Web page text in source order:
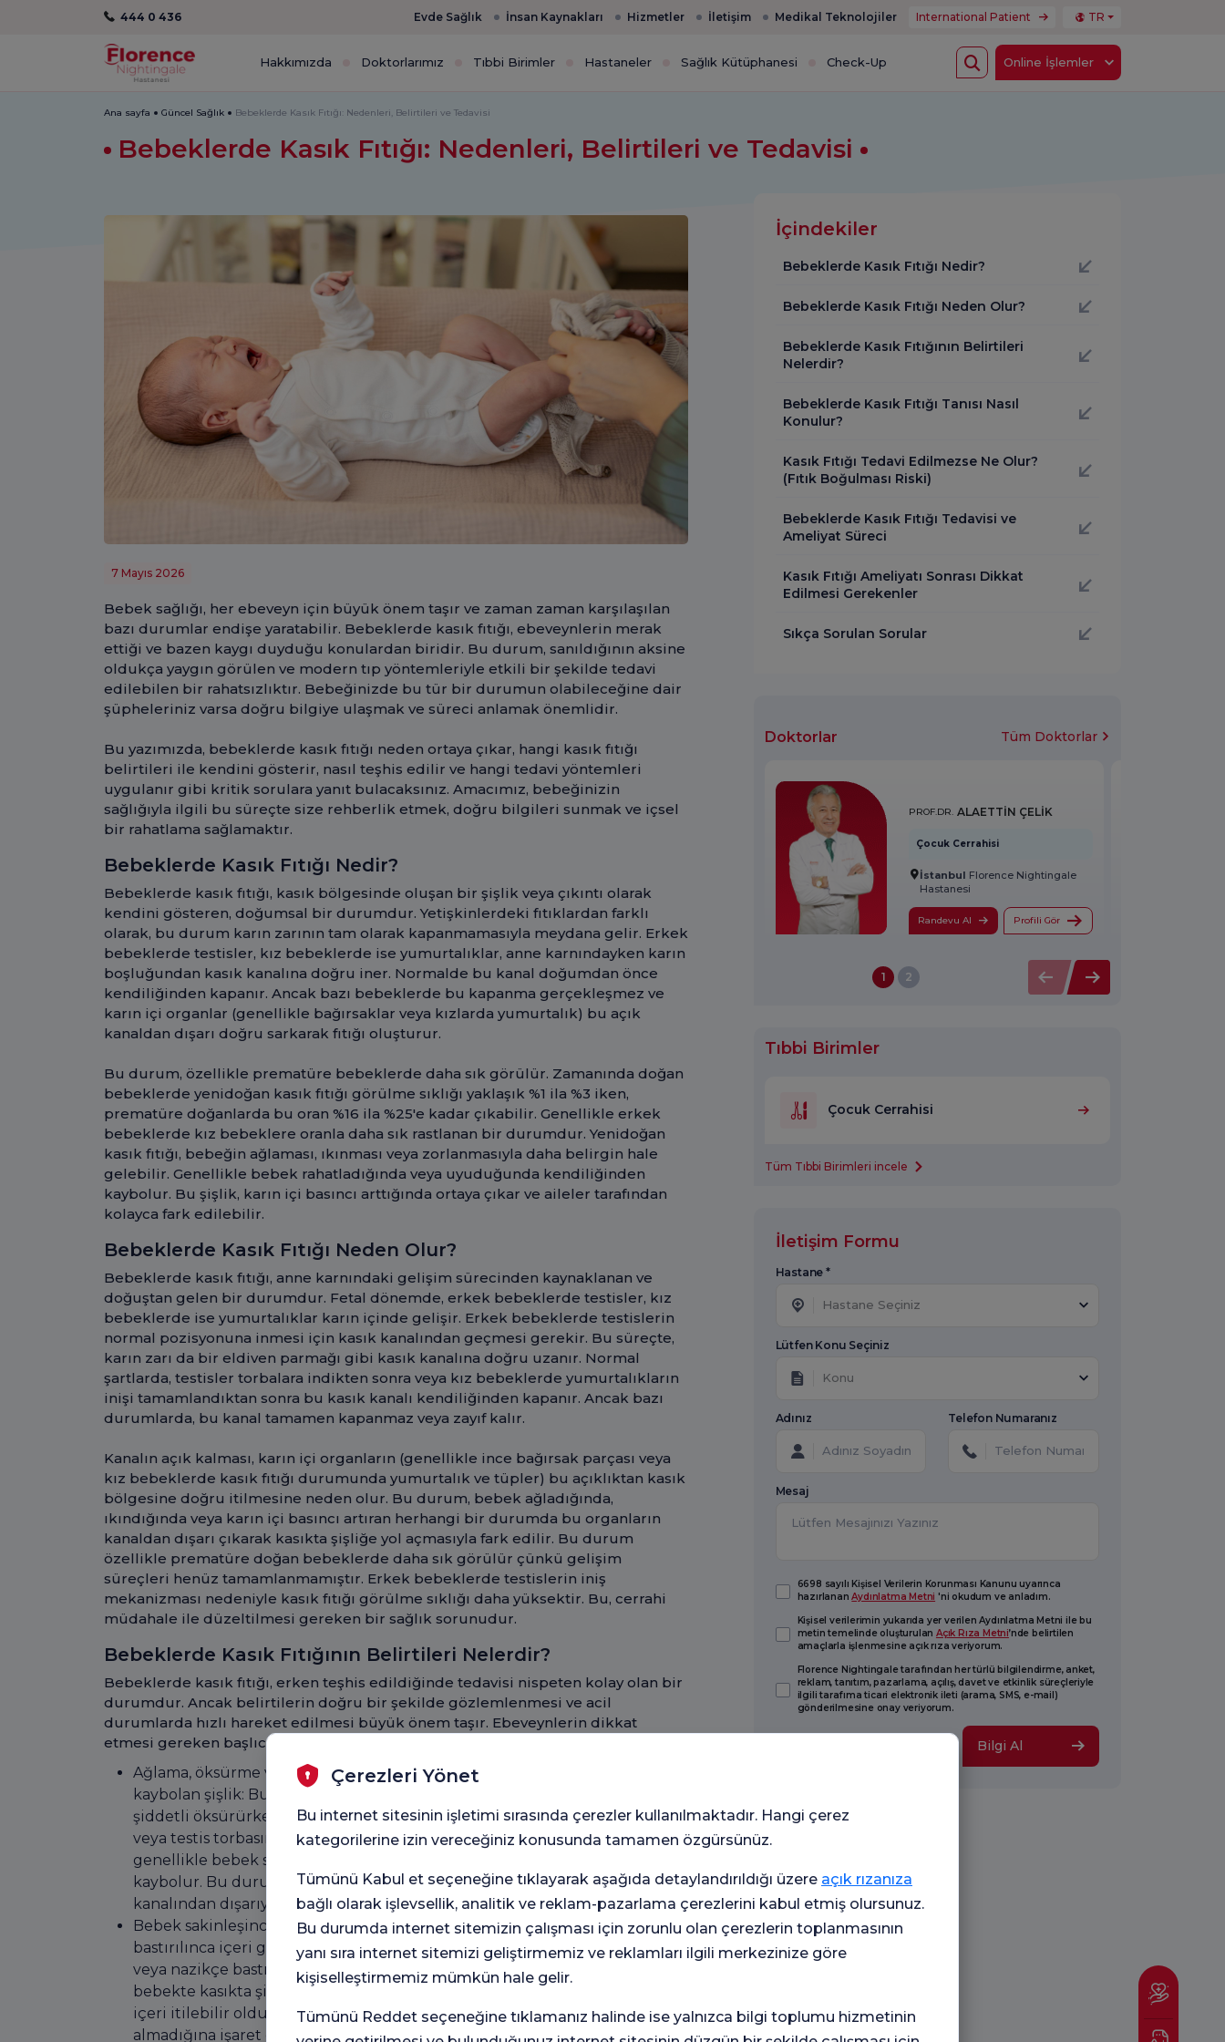
444 0 436 Evde Sağlık İnsan Kaynakları Hizmetler İletişim Medikal Teknolojiler International Patient TR
Hakkımızda Doktorlarımız Tıbbi Birimler Hastaneler Sağlık Kütüphanesi Check-Up Online İşlemler
Ana sayfa Güncel Sağlık Bebeklerde Kasık Fıtığı: Nedenleri, Belirtileri ve Tedavisi
Bebeklerde Kasık Fıtığı: Nedenleri, Belirtileri ve Tedavisi
7 Mayıs 2026
Bebek sağlığı, her ebeveyn için büyük önem taşır ve zaman zaman karşılaşılan
bazı durumlar endişe yaratabilir. Bebeklerde kasık fıtığı, ebeveynlerin merak
ettiği ve bazen kaygı duyduğu konulardan biridir. Bu durum, sanıldığının aksine
oldukça yaygın görülen ve modern tıp yöntemleriyle etkili bir şekilde tedavi
edilebilen bir rahatsızlıktır. Bebeğinizde bu tür bir durumun olabileceğine dair
şüpheleriniz varsa doğru bilgiye ulaşmak ve süreci anlamak önemlidir.
Bu yazımızda, bebeklerde kasık fıtığı neden ortaya çıkar, hangi kasık fıtığı
belirtileri ile kendini gösterir, nasıl teşhis edilir ve hangi tedavi yöntemleri
uygulanır gibi kritik sorulara yanıt bulacaksınız. Amacımız, bebeğinizin
sağlığıyla ilgili bu süreçte size rehberlik etmek, doğru bilgileri sunmak ve içsel
bir rahatlama sağlamaktır.
Bebeklerde Kasık Fıtığı Nedir?
Bebeklerde kasık fıtığı, kasık bölgesinde oluşan bir şişlik veya çıkıntı olarak
kendini gösteren, doğumsal bir durumdur. Yetişkinlerdeki fıtıklardan farklı
olarak, bu durum karın zarının tam olarak kapanmamasıyla meydana gelir. Erkek
bebeklerde testisler, kız bebeklerde ise yumurtalıklar, anne karnındayken karın
boşluğundan kasık kanalına doğru iner. Normalde bu kanal doğumdan önce
kendiliğinden kapanır. Ancak bazı bebeklerde bu kapanma gerçekleşmez ve
karın içi organlar (genellikle bağırsaklar veya kızlarda yumurtalık) bu açık
kanaldan dışarı doğru sarkarak fıtığı oluşturur.
Bu durum, özellikle prematüre bebeklerde daha sık görülür. Zamanında doğan
bebeklerde yenidoğan kasık fıtığı görülme sıklığı yaklaşık %1 ila %3 iken,
prematüre doğanlarda bu oran %16 ila %25'e kadar çıkabilir. Genellikle erkek
bebeklerde kız bebeklere oranla daha sık rastlanan bir durumdur. Yenidoğan
kasık fıtığı, bebeğin ağlaması, ıkınması veya zorlanmasıyla daha belirgin hale
gelebilir. Genellikle bebek rahatladığında veya uyuduğunda kendiliğinden
kaybolur. Bu şişlik, karın içi basıncı arttığında ortaya çıkar ve aileler tarafından
kolayca fark edilebilir.
Bebeklerde Kasık Fıtığı Neden Olur?
Bebeklerde kasık fıtığı, anne karnındaki gelişim sürecinden kaynaklanan ve
doğuştan gelen bir durumdur. Fetal dönemde, erkek bebeklerde testisler, kız
bebeklerde ise yumurtalıklar karın içinde gelişir. Erkek bebeklerde testislerin
normal pozisyonuna inmesi için kasık kanalından geçmesi gerekir. Bu süreçte,
karın zarı da bir eldiven parmağı gibi kasık kanalına doğru uzanır. Normal
şartlarda, testisler torbalara indikten sonra veya kız bebeklerde yumurtalıkların
inişi tamamlandıktan sonra bu kasık kanalı kendiliğinden kapanır. Ancak bazı
durumlarda, bu kanal tamamen kapanmaz veya zayıf kalır.
Kanalın açık kalması, karın içi organların (genellikle ince bağırsak parçası veya
kız bebeklerde kasık fıtığı durumunda yumurtalık ve tüpler) bu açıklıktan kasık
bölgesine doğru itilmesine neden olur. Bu durum, bebek ağladığında,
ıkındığında veya karın içi basıncı artıran herhangi bir durumda bu organların
kanaldan dışarı çıkarak kasıkta şişliğe yol açmasıyla fark edilir. Bu durum
özellikle prematüre doğan bebeklerde daha sık görülür çünkü gelişim
süreçleri henüz tamamlanmamıştır. Erkek bebeklerde testislerin iniş
mekanizması nedeniyle kasık fıtığı görülme sıklığı daha yüksektir. Bu, cerrahi
müdahale ile düzeltilmesi gereken bir sağlık sorunudur.
Bebeklerde Kasık Fıtığının Belirtileri Nelerdir?
Bebeklerde kasık fıtığı, erken teşhis edildiğinde tedavisi nispeten kolay olan bir
durumdur. Ancak belirtilerin doğru bir şekilde gözlemlenmesi ve acil
durumlarda hızlı hareket edilmesi büyük önem taşır. Ebeveynlerin dikkat
etmesi gereken başlıca kasık fıtığı belirtileri şunlardır:
Ağlama, öksürme veya ıkınma ile kasıkta veya torbada beliren, sonra
kaybolan şişlik: Bu, en önemli belirtilerden biridir. Bebeğiniz ağlarken,
şiddetli öksürürken veya tuvaletini yaparken ıkınırken, kasık bölgesinde
veya testis torbasında bir şişlik fark edebilirsiniz. Bu bebekte kasıkta şişlik,
genellikle bebek sakinleştiğinde veya uyuduğunda kendiliğinden
kaybolur. Bu durum, karın içindeki organların, kapanmamış kasık
kanalından dışarıya doğru itilmesiyle meydana gelir.
Bebek sakinleşince veya uyurken şişliğin kendiliğinden veya hafifçe
bastırılınca içeri girmesi: Gözlemlediğiniz şişlik, bebeğiniz rahatladığında
veya nazikçe bastırdığınızda karın içine geri dönüyorsa, bu tipik bir
bebekte kasıkta şişlik durumu olabilir. Bu durum, fıtığın "redüktabl" yani
içeri itilebilir olduğunu gösterir ki bu, fıtığın henüz karmaşık bir hal
almadığına işaret eder.
İçindekiler
Bebeklerde Kasık Fıtığı Nedir?
Bebeklerde Kasık Fıtığı Neden Olur?
Bebeklerde Kasık Fıtığının Belirtileri
Nelerdir?
Bebeklerde Kasık Fıtığı Tanısı Nasıl
Konulur?
Kasık Fıtığı Tedavi Edilmezse Ne Olur?
(Fıtık Boğulması Riski)
Bebeklerde Kasık Fıtığı Tedavisi ve
Ameliyat Süreci
Kasık Fıtığı Ameliyatı Sonrası Dikkat
Edilmesi Gerekenler
Sıkça Sorulan Sorular
Doktorlar Tüm Doktorlar
PROF.DR. ALAETTİN ÇELİK
Çocuk Cerrahisi
İstanbul Florence Nightingale
Hastanesi
Randevu Al Profili Gör
1 2
Tıbbi Birimler
Çocuk Cerrahisi
Tüm Tıbbi Birimleri incele
İletişim Formu
Hastane *
Hastane Seçiniz
Lütfen Konu Seçiniz
Konu
Adınız Telefon Numaranız
Mesaj
6698 sayılı Kişisel Verilerin Korunması Kanunu uyarınca
hazırlananAydınlatma Metni 'ni okudum ve anladım.
Kişisel verilerimin yukarıda yer verilen Aydınlatma Metni ile bu
metin temelinde oluşturulan Açık Rıza Metni’nde belirtilen
amaçlarla işlenmesine açık rıza veriyorum.
Florence Nightingale tarafından her türlü bilgilendirme, anket,
reklam, tanıtım, pazarlama, açılış, davet ve etkinlik süreçleriyle
ilgili tarafıma ticari elektronik ileti (arama, SMS, e-mail)
gönderilmesine onay veriyorum.
Bilgi Al
Çerezleri Yönet
Bu internet sitesinin işletimi sırasında çerezler kullanılmaktadır. Hangi çerez
kategorilerine izin vereceğiniz konusunda tamamen özgürsünüz.
Tümünü Kabul et seçeneğine tıklayarak aşağıda detaylandırıldığı üzere açık rızanıza
bağlı olarak işlevsellik, analitik ve reklam-pazarlama çerezlerini kabul etmiş olursunuz.
Bu durumda internet sitemizin çalışması için zorunlu olan çerezlerin toplanmasının
yanı sıra internet sitemizi geliştirmemiz ve reklamları ilgili merkezinize göre
kişiselleştirmemiz mümkün hale gelir.
Tümünü Reddet seçeneğine tıklamanız halinde ise yalnızca bilgi toplumu hizmetinin